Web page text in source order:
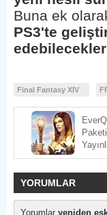
Buna ek
PS3'te
edebilecekler
Final Fantasy XIV
YORUMLAR
Yorumlar yeniden